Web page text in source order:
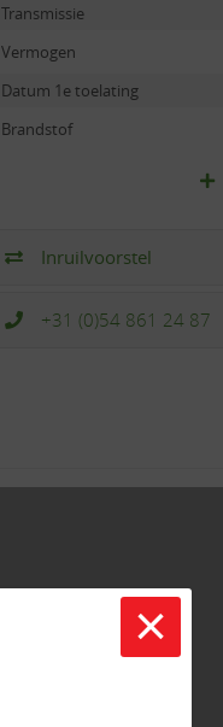
Transmissie
Vermogen
Datum 1e toelating
Brandstof
Inruilvoorstel
+31 (0)54 861 24 87
×